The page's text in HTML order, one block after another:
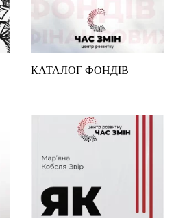
КАТАЛОГ ФОНДІВ